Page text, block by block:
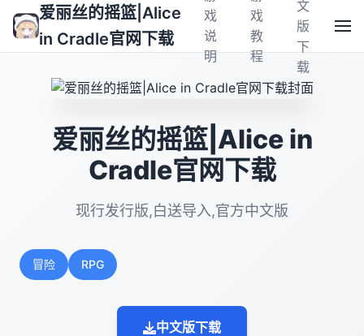
爱丽丝的摇篮|Alice
in Cradle官网下载
戏
说
明
戏
教
程
文
版
下
载
爱丽丝的摇篮|Alice in
Cradle官网下载
现行发行版,白送导入,官方中文版
冒险 RPG
中文版下载